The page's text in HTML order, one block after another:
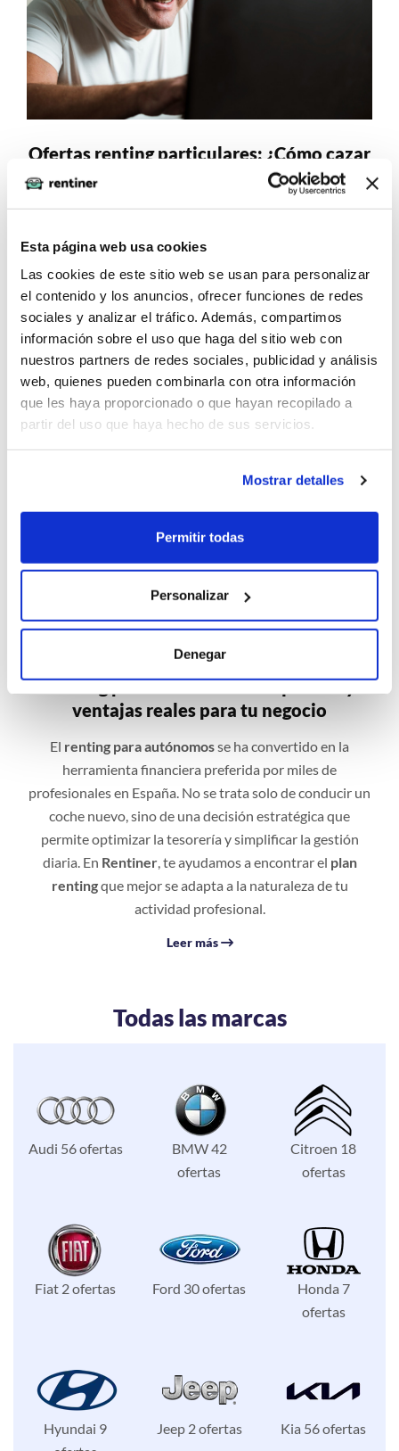
Esta página web usa cookies
Las cookies de este sitio web se usan para personalizar
el contenido y los anuncios, ofrecer funciones de redes
sociales y analizar el tráfico. Además, compartimos
información sobre el uso que haga del sitio web con
nuestros partners de redes sociales, publicidad y análisis
web, quienes pueden combinarla con otra información
que les haya proporcionado o que hayan recopilado a
partir del uso que haya hecho de sus servicios.
Mostrar detalles
Permitir todas
Personalizar
Denegar
Ofertas renting particulares: ¿Cómo cazar
el mejor precio en 2026?
Encontrar las mejoresofertas renting cochespuede
embargo, el secreto para ahorrar no es solo mirar la
cuota más baja, sino analizar el valor real de lo que
incluye. En Rentiner, filtramos el ruido del mercado para
presentarte
ofertas renting particulares
que realmente
protegen tu liquidez.
Leer más
Renting para autónomos: Requisitos y
ventajas reales para tu negocio
El renting para autónomosse ha convertido en la
herramienta financiera preferida por miles de
profesionales en España. No se trata solo de conducir un
coche nuevo, sino de una decisión estratégica que
permite optimizar la tesorería y simplificar la gestión
diaria. En Rentiner, te ayudamos a encontrar el plan
rentingque mejor se adapta a la naturaleza de tu
actividad profesional.
Leer más
Todas las marcas
Audi 56 ofertas
BMW 42
ofertas
Citroen 18
ofertas
Fiat 2 ofertas Ford 30 ofertas
Honda 7
ofertas
Hyundai 9
Jeep 2 ofertas Kia 56 ofertas